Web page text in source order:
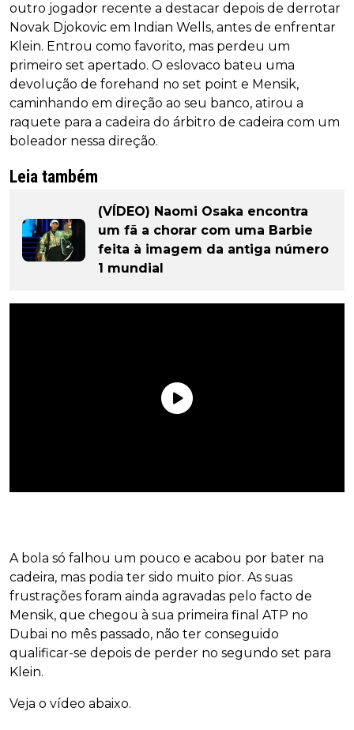
outro jogador recente a destacar depois de derrotar
Novak Djokovic em Indian Wells, antes de enfrentar
Klein. Entrou como favorito, mas perdeu um
primeiro set apertado. O eslovaco bateu uma
devolução de forehand no set point e Mensik,
caminhando em direção ao seu banco, atirou a
raquete para a cadeira do árbitro de cadeira com um
boleador nessa direção.
Leia também
(VÍDEO) Naomi Osaka encontra
um fã a chorar com uma Barbie
feita à imagem da antiga número
1 mundial
A bola só falhou um pouco e acabou por bater na
cadeira, mas podia ter sido muito pior. As suas
frustrações foram ainda agravadas pelo facto de
Mensik, que chegou à sua primeira final ATP no
Dubai no mês passado, não ter conseguido
qualificar-se depois de perder no segundo set para
Klein.
Veja o vídeo abaixo.